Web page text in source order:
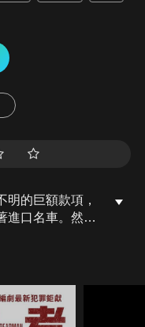
明的巨額款項，
進口名車。然
中，朴剛尹發
而崔旻載也漸漸
的秘密……